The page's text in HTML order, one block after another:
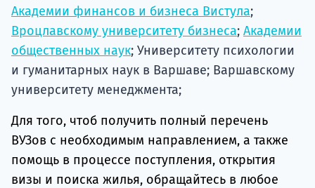
Академии финансов и бизнеса Вистула;
Вроцлавскому университету бизнеса; Академии
общественных наук; Университету психологии
и гуманитарных наук в Варшаве; Варшавскому
университету менеджмента;
Для того, чтоб получить полный перечень
ВУЗов с необходимым направлением, а также
помощь в процессе поступления, открытия
визы и поиска жилья, обращайтесь в любое